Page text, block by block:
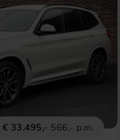
€ 33.495,- 566,- p.m.